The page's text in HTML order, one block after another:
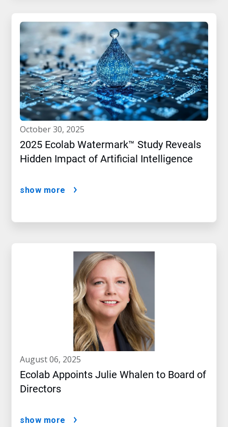
october 30, 2025
2025 Ecolab Watermark™ Study Reveals
Hidden Impact of Artificial Intelligence
show more
august 06, 2025
Ecolab Appoints Julie Whalen to Board of
Directors
show more